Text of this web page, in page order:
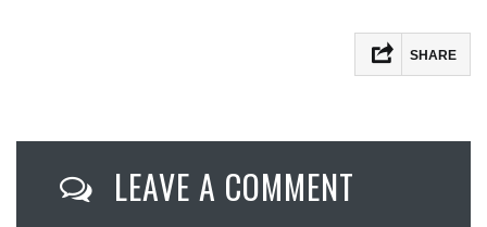
SHARE
Twitter
LEAVE A COMMENT